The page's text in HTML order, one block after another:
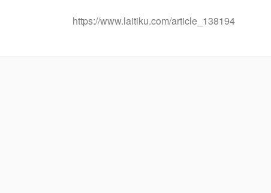
https://www.laitiku.com/article_138194